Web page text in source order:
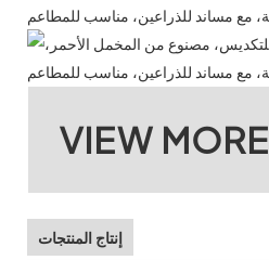
VIEW MORE
إنتاج المنتجات